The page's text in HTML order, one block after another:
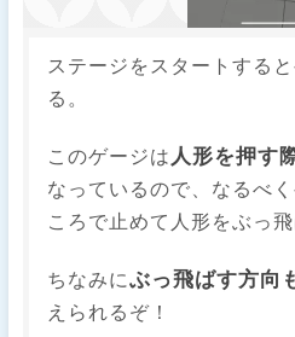
ステージをスタートする
る。
このゲージは 人形を押す
なっているので、なるべ
ころで止めて人形をぶっ飛
ちなみにぶっ飛ばす方向
えられるぞ！